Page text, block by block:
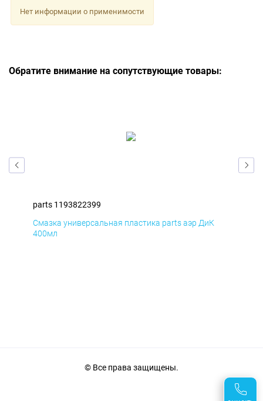
Нет информации о применимости
Обратите внимание на сопутствующие товары:
parts 1193822399
Смазка универсальная пластика parts аэр ДиК
400мл
© Все права защищены.